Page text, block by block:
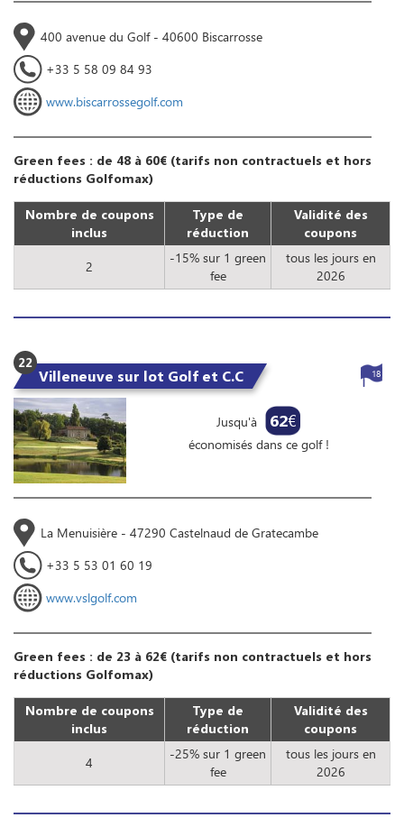
400 avenue du Golf - 40600 Biscarrosse
+33 5 58 09 84 93
www.biscarrossegolf.com
Green fees : de 48 à 60€ (tarifs non contractuels et hors
réductions Golfomax)
Nombre de coupons
inclus
Type de
réduction
Validité des
coupons
2
-15% sur 1 green
fee
tous les jours en
2026
22
Villeneuve sur lot Golf et C.C
Jusqu'à 62€
économisés dans ce golf !
18
La Menuisière - 47290 Castelnaud de Gratecambe
+33 5 53 01 60 19
www.vslgolf.com
Green fees : de 23 à 62€ (tarifs non contractuels et hors
réductions Golfomax)
Nombre de coupons
inclus
Type de
réduction
Validité des
coupons
4
-25% sur 1 green
fee
tous les jours en
2026